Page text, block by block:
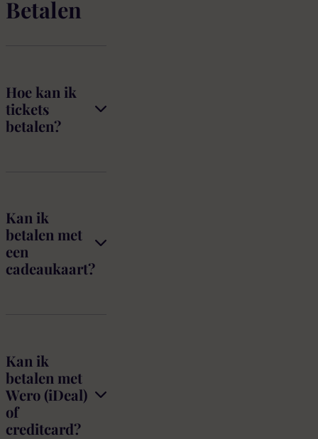
Betalen
Hoe kan ik
tickets
betalen?
Kan ik
betalen met
een
cadeaukaart?
Kan ik
betalen met
Wero (iDeal)
of
creditcard?